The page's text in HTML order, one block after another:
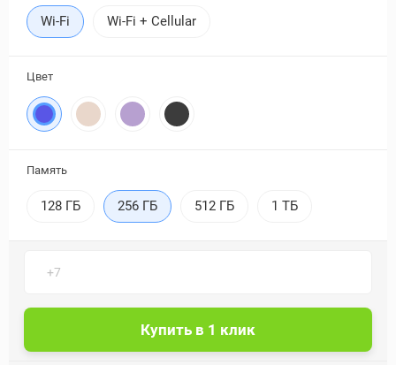
Wi-Fi Wi-Fi + Cellular
Цвет
Память
128 ГБ 256 ГБ 512 ГБ 1 ТБ